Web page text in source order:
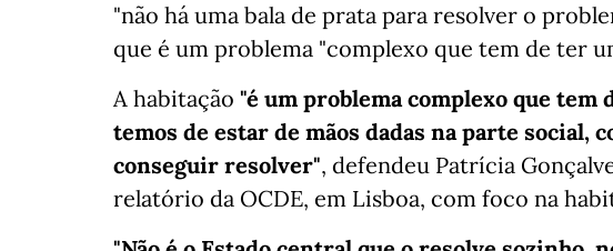
"não há uma bala de prata para resolver o
que é um problema "complexo que tem de ter
A habitação "é um problema complexo que tem
temos de estar de mãos dadas na parte social,
conseguir resolver", defendeu Patrícia
relatório da OCDE, em Lisboa, com foco na